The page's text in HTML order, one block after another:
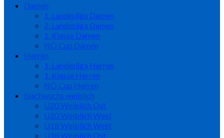
Damen
1. Landesliga Damen
2. Landesliga Damen
1. Klasse Damen
NÖ Cup Damen
Herren
1. Landesliga Herren
1. Klasse Herren
NÖ Cup Herren
Nachwuchs weiblich
U20 Weiblich Ost
U20 Weiblich West
U18 Weiblich West
U18 Weiblich Ost